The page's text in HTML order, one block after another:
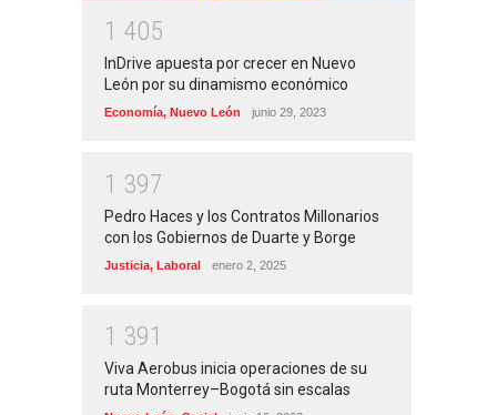
1 405
InDrive apuesta por crecer en Nuevo
León por su dinamismo económico
Economía, Nuevo León junio 29, 2023
1 397
Pedro Haces y los Contratos Millonarios
con los Gobiernos de Duarte y Borge
Justicia, Laboral enero 2, 2025
1 391
Viva Aerobus inicia operaciones de su
ruta Monterrey–Bogotá sin escalas